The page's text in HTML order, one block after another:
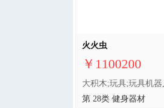
火火虫
￥1100200
第 28类 健身器材